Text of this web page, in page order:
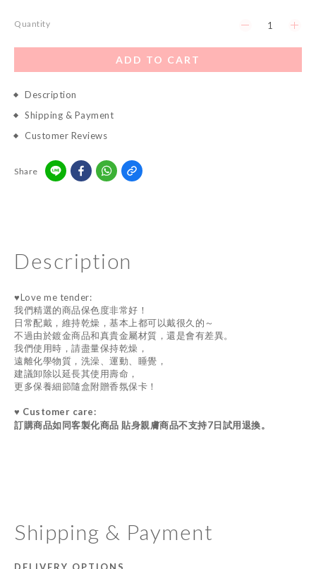
Quantity
ADD TO CART
Description
Shipping & Payment
Customer Reviews
Share
Description
♥Love me tender:
我們精選的商品保色度非常好！
日常配戴，維持乾燥，基本上都可以戴很久的～
不過由於鍍金商品和真貴金屬材質，還是會有差異。
我們使用時，請盡量保持乾燥，
遠離化學物質，洗澡、運動、睡覺，
建議卸除以延長其使用壽命，
更多保養細節隨盒附贈香氛保卡！
♥ Customer care:
訂購商品如同客製化商品 貼身親膚商品不支持7日試用退換。
Shipping & Payment